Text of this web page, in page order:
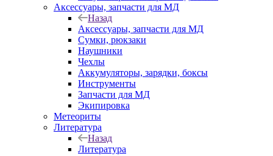
Аксессуары, запчасти для МД
Назад
Аксессуары, запчасти для МД
Сумки, рюкзаки
Наушники
Чехлы
Аккумуляторы, зарядки, боксы
Инструменты
Запчасти для МД
Экипировка
Метеориты
Литература
Назад
Литература